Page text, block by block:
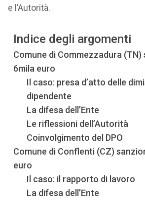
e l’Autorità.
Indice degli argomenti
Comune di Commezzadura (TN)
6mila euro
Il caso: presa d’atto delle
dipendente
La difesa dell’Ente
Le riflessioni dell’Autorità
Coinvolgimento del DPO
Comune di Conflenti (CZ)
euro
Il caso: il rapporto di lavoro
La difesa dell’Ente